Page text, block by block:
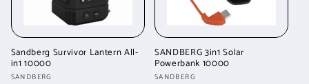
Sandberg Survivor Lantern All-
in1 10000
Anbieter:
SANDBERG
SANDBERG 3in1 Solar
Powerbank 10000
Anbieter:
SANDBERG